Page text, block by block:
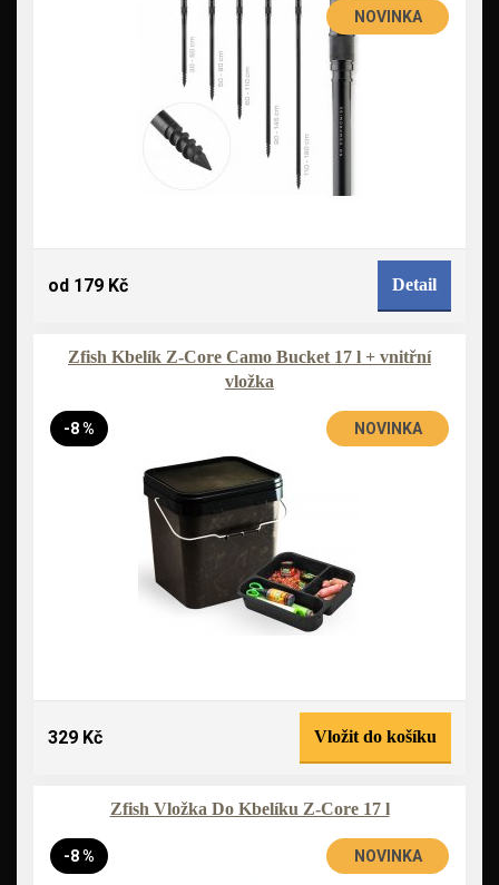
NOVINKA
od 179 Kč Detail
Zfish Kbelík Z-Core Camo Bucket 17 l + vnitřní
vložka
-8 % NOVINKA
329 Kč Vložit do košíku
Zfish Vložka Do Kbelíku Z-Core 17 l
-8 % NOVINKA